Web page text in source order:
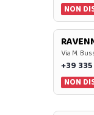
NON
Via M.
+39
NON